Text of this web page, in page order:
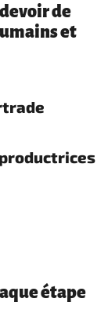
de
et
étape